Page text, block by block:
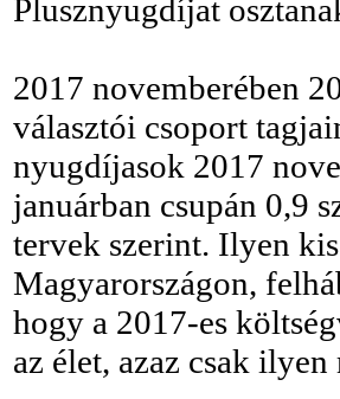
Plusznyugdíjat
2017 novemberében
választói csoport
nyugdíjasok 2017
januárban csupán 0,9
tervek szerint. Ilyen
Magyarországon,
hogy a 2017-es
az élet, azaz csak